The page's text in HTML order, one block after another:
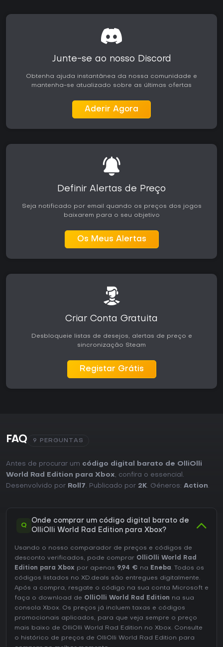
controles e ao design das fases em veículos de crítica
A Rad Edition inclui o conteúdo de Void Riders, trazendo
biomas e recursos extras já no lançamento. Disponível nas
ausência de conteúdo sazonal contínuo significa que o
boa opção, especialmente se já curtiu outros jogos da
série ou se interessa por plataformas de esporte acessíveis,
Junte-se ao nosso Discord
Obtenha ajuda instantânea da nossa comunidade e
mantenha-se atualizado sobre as últimas ofertas
Aderir Agora
Definir Alertas de Preço
Seja notificado por email quando os preços dos jogos
baixarem para o seu objetivo
Os Meus Alertas
Criar Conta Gratuita
Desbloqueie listas de desejos, alertas de preço e
sincronização Steam
Registar Grátis
FAQ 9 PERGUNTAS
Antes de procurar um código digital barato de OlliOlli
World Rad Edition para Xbox, confira o essencial.
Desenvolvido por Roll7. Publicado por 2K. Géneros: Action.
Q
Onde comprar um código digital barato de
OlliOlli World Rad Edition para Xbox?
Usando o nosso comparador de preços e códigos de
desconto verificados, pode comprar OlliOlli World Rad
Edition para Xbox por apenas 9,94 € na Eneba . Todos os
códigos listados no XD.deals são entregues digitalmente.
Após a compra, resgate o código na sua conta Microsoft e
faça o download de OlliOlli World Rad Edition na sua
consola Xbox. Os preços já incluem taxas e códigos
promocionais aplicados, para que veja sempre o preço
mais baixo de OlliOlli World Rad Edition no Xbox. Consulte
o histórico de preços de OlliOlli World Rad Edition para